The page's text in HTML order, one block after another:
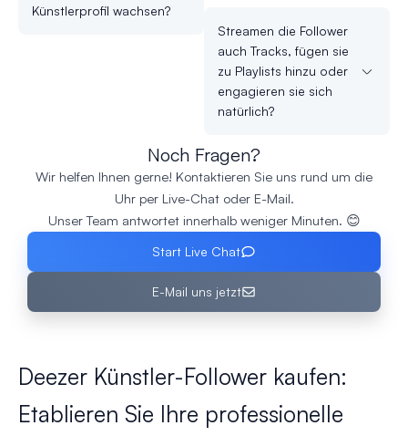
Künstlerprofil wachsen?
Streamen die Follower
auch Tracks, fügen sie
zu Playlists hinzu oder
engagieren sie sich
natürlich?
Noch Fragen?
Wir helfen Ihnen gerne! Kontaktieren Sie uns rund um die
Uhr per Live-Chat oder E-Mail.
Unser Team antwortet innerhalb weniger Minuten. 😊
Start Live Chat
E-Mail uns jetzt
Deezer Künstler-Follower kaufen:
Etablieren Sie Ihre professionelle